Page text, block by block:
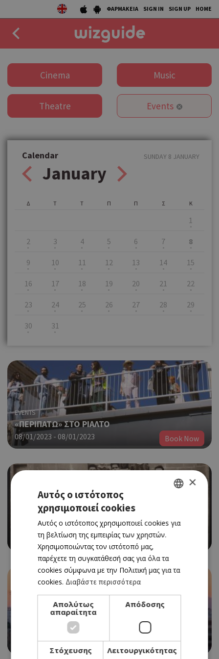
ΦΑΡΜΑΚΕΙΑ SIGN IN SIGN UP HOME
DRINK
COLLECTIONS
STORIES
Cinema Music
Theatre Events
Calendar
January
SUNDAY 8 JANUARY
Δ Τ Τ Π Π Σ Κ
1
2 3 4 5 6 7 8
9 10 11 12 13 14 15
16 17 18 19 20 21 22
23 24 25 26 27 28 29
30 31
EVENTS
«ΠΕΡΙΠΑΤΩ» ΣΤΟ ΡΙΑΛΤΟ
08/01/2023 - 08/01/2023 Book Now
ΜΠΑΛΑ ΣΤΟ ΚΕΝΤΡΟ: ΠΟΔΟΣΦΑΙΡΟ – ΙΣΤΟΡΙΑ –
ΛΕΥΚΩΣΙΑ ΣΤΟ ΛΕΒΕΝΤΕΙΟ
17/12/2022 - 30/04/2023
ΛΑΡΝΑΚΑ CHRISTMAS LAND
25/11/2022 - 08/01/2023
ENGLISH
×
Αυτός ο ιστότοπος
χρησιμοποιεί cookies
Αυτός ο ιστότοπος χρησιμοποιεί cookies για
τη βελτίωση της εμπειρίας των χρηστών.
Χρησιμοποιώντας τον ιστότοπό μας,
παρέχετε τη συγκατάθεσή σας για όλα τα
cookies σύμφωνα με την Πολιτική μας για τα
cookies. Διαβάστε περισσότερα
Απολύτως
απαραίτητα
Απόδοσης
Στόχευσης Λειτουργικότητας